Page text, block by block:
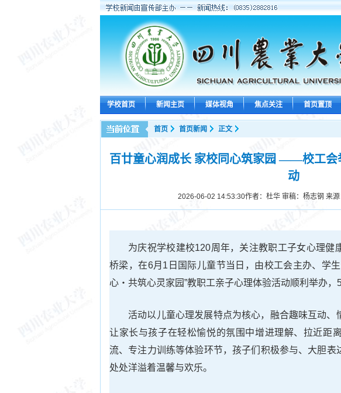
学校首页 新闻主页 媒体视角 焦点关注 首页置顶
首页 首页新闻 正文
百廿童心润成长 家校同心筑家园 ——校工会
动
2026-06-02 14:53:30作者：杜华 审稿：杨志钢 来源
为庆祝学校建校120周年，关注教职工子女心理健
桥梁，在6月1日国际儿童节当日，由校工会主办、学
心・共筑心灵家园”教职工亲子心理体验活动顺利举办，
活动以儿童心理发展特点为核心，融合趣味互动、
让家长与孩子在轻松愉悦的氛围中增进理解、拉近距
流、专注力训练等体验环节，孩子们积极参与、大胆表
处处洋溢着温馨与欢乐。